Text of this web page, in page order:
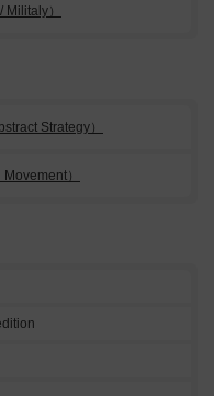
）
Strategy）
）